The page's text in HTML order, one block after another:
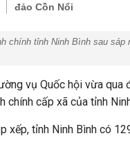
đảo Cồn Nổi
chính tỉnh Ninh Bình sau sáp
vụ Quốc hội vừa
chính cấp xã của tỉnh
xếp, tỉnh Ninh Bình có